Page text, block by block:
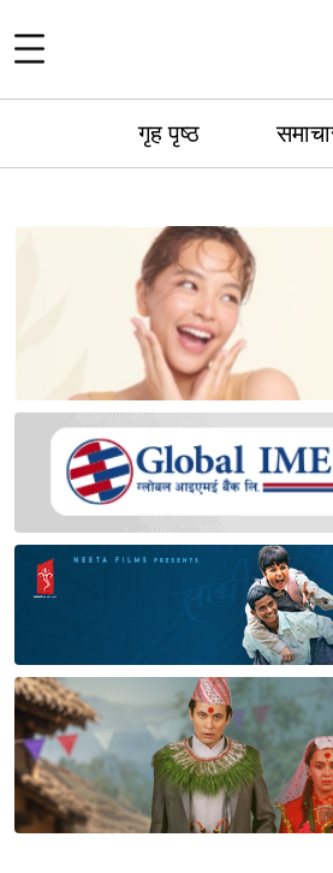
गृह पृष्ठ